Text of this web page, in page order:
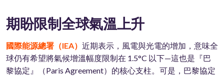
期盼限制全球氣溫上升
國際能源總署（IEA） 近期表示，風電與光電的增加，意味全
球仍有希望將氣候增溫幅度限制在 1.5°C 以下—這也是『巴
黎協定』（Paris Agreement）的核心支柱。可是，巴黎協定